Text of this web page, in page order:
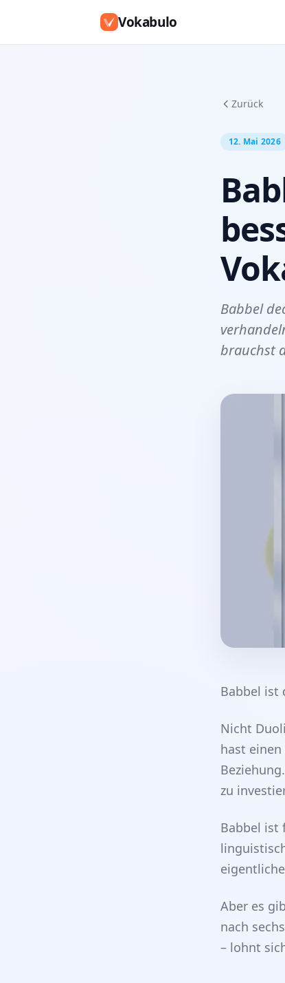
Vokabulo
Zurück
12. Mai 2026
Babbel
brauchst
Babbel ist
Nicht
hast einen
zu
Babbel ist
Aber es
nach
– lohnt